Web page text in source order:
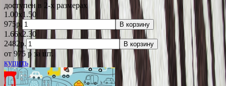
доступен в 2-x размерах
1.00x1.50
975р.
В корзину
1.66x2.30
2482р.
В корзину
от 975 p за шт.
купить